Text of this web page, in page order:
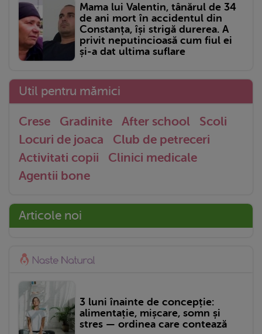
Mama lui Valentin, tânărul de 34
de ani mort în accidentul din
Constanța, își strigă durerea. A
privit neputincioasă cum fiul ei
și-a dat ultima suflare
Util pentru mămici
Crese Gradinite After school
Scoli
Locuri de joaca
Club de petreceri
Activitati copii
Clinici medicale
Agentii bone
Articole noi
3 luni înainte de concepție:
alimentație, mișcare, somn și
stres — ordinea care contează